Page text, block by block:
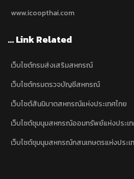
www.icoopthai.com
... Link Related
เว็บไซต์กรมส่งเสริมสหกรณ์
เว็บไซต์กรมตรวจบัญชีสหกรณ์
เว็บไซต์สันนิบาตสหกรณ์แห่งประเทศไทย
เว็บไซต์ชุมนุมสหกรณ์ออมทรัพย์แห่งประเ
เว็บไซต์ชุมนุมสหกรณ์กสนเกษตรแห่งประเ